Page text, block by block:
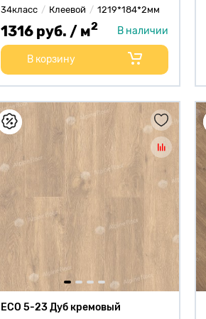
34класс
Клеевой 1219*184*2мм
1316 руб. / м2 В наличии
В корзину
ECO 5-23 Дуб кремовый